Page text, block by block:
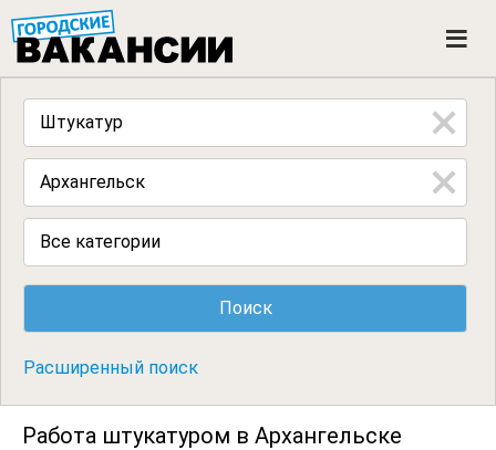
n
Все категории
Расширенный поиск
Работа штукатуром в Архангельске